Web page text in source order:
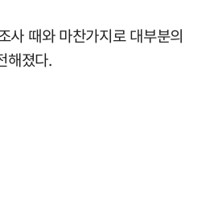
사 때와 마찬가지로 대부분의
해졌다.